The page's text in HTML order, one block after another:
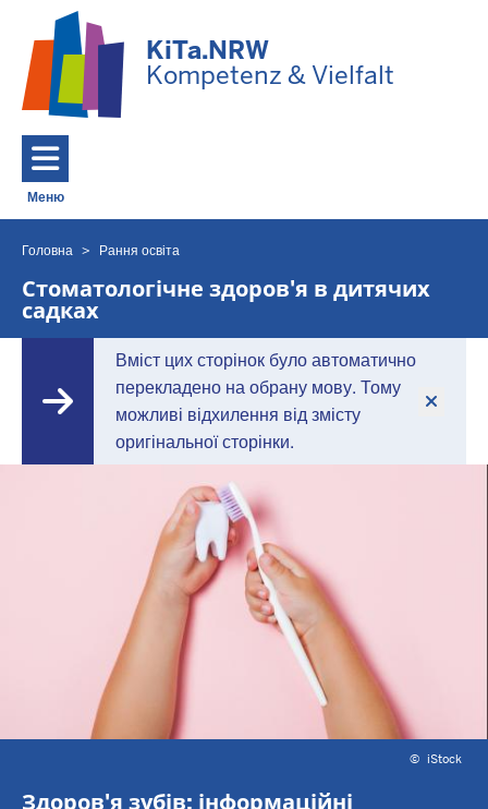
KiTa.NRW
Kompetenz & Vielfalt
Меню
Toggle navigation: Головне Меню
Ви
знаходитесь
тут
Головна Рання освіта
Стоматологічне здоров'я в дитячих
садках
Вміст цих сторінок було автоматично
перекладено на обрану мову. Тому
можливі відхилення від змісту
оригінальної сторінки.
© iStock
Здоров'я зубів: інформаційні